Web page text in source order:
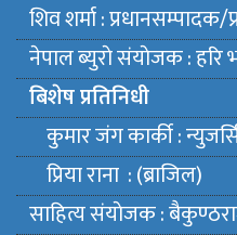
शिव शर्मा :
नेपाल ब्युराे संयाेजक : हरि
बिशेष प्रतिनिधी
कुमार जंग कार्की :
प्रिया राना : (ब्राजिल)
साहित्य संयाेजक :